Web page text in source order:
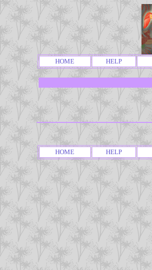
HOME HELP
HOME HELP